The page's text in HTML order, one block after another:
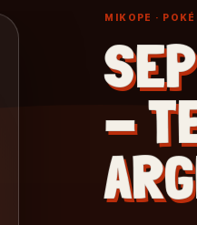
MIKOPE ·
-